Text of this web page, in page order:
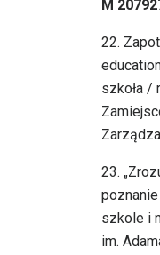
M
22.
szkoła /
23.
szkole i
im.